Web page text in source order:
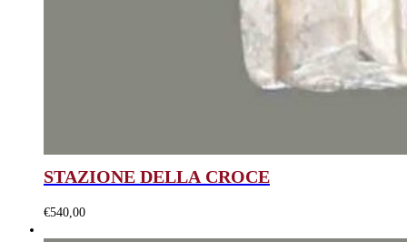
STAZIONE DELLA CROCE
€540,00